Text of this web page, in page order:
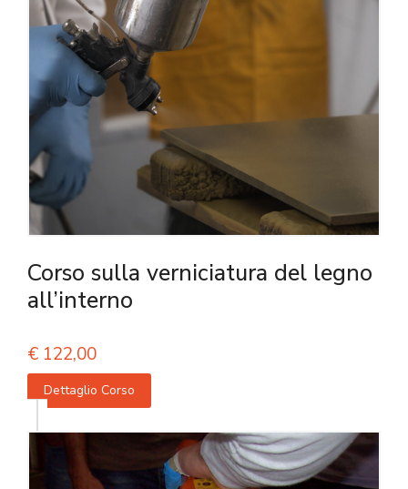
Corso sulla verniciatura del legno
all’interno
€ 122,00
Dettaglio Corso